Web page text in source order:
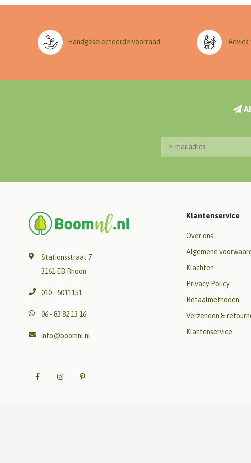
Handgeselecteerde voorraad Advies
Stationsstraat 7
3161 EB Rhoon
010 - 5011151
06 - 83 82 13 16
info@boomnl.nl
Klantenservice
Over ons
Algemene
Klachten
Privacy Policy
Betaalmethoden
Verzenden &
Klantenservice